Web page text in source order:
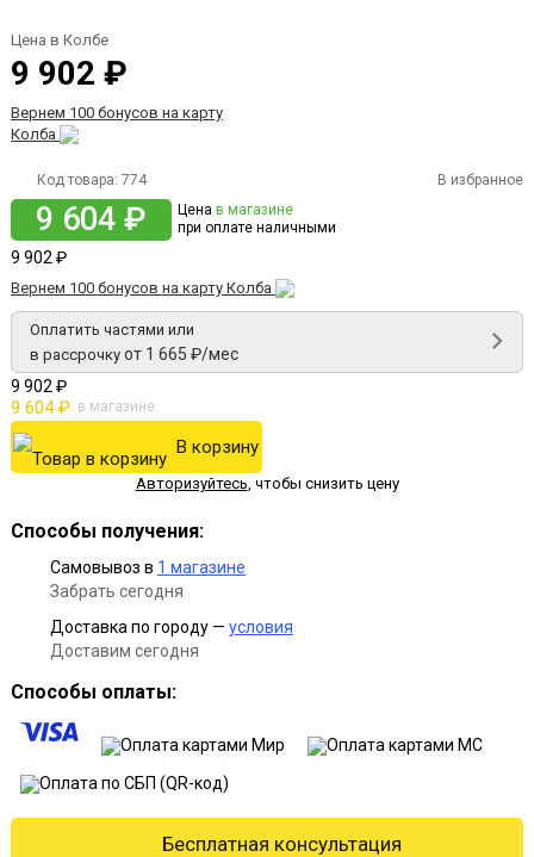
Цена в Колбе
9 902 ₽
Вернем 100 бонусов на карту
Колба
Код товара: 774 В избранное
9 604 ₽ Цена в магазине
при оплате наличными
9 902 ₽
Вернем 100 бонусов на карту Колба
Оплатить частями или
в рассрочку от 1 665 ₽/мес
9 902 ₽
9 604 ₽ в магазине
В корзину
Авторизуйтесь чтобы снизить цену
Способы получения:
Самовывоз в 1 магазине
Забрать сегодня
Доставка по городу — условия
Доставим сегодня
Способы оплаты:
Бесплатная консультация